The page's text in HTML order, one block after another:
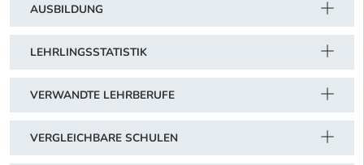
AUSBILDUNG
LEHRLINGSSTATISTIK
VERWANDTE LEHRBERUFE
VERGLEICHBARE SCHULEN